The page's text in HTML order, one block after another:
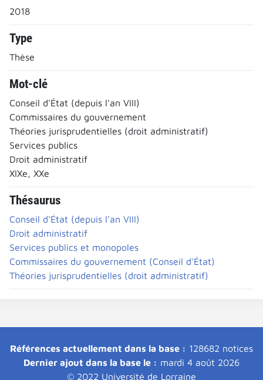
2018
Type
Thèse
Mot-clé
Conseil d'État (depuis l'an VIII)
Commissaires du gouvernement
Théories jurisprudentielles (droit administratif)
Services publics
Droit administratif
XIXe, XXe
Thésaurus
Conseil d'État (depuis l'an VIII)
Droit administratif
Services publics et monopoles
Commissaires du gouvernement (Conseil d'État)
Théories jurisprudentielles (droit administratif)
Références actuellement dans la base : 128682 notices
Dernier ajout dans la base le : mardi 4 août 2026
© 2022 Université de Lorraine